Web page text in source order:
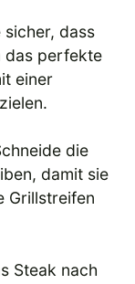
sicher, dass
das perfekte
einer
die
damit sie
Grillstreifen
Steak nach